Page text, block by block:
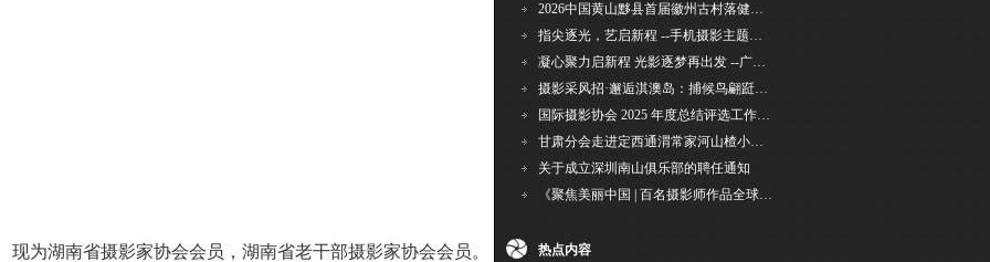
为湖南省摄影家协会会员，湖南省老干部摄影家协会会员。
2026中国黄山黟县首届徽州古村落健康跑圆满举行
指尖逐光，艺启新程 --手机摄影主题讲座在市老年干部大学圆满落幕
凝心聚力启新程 光影逐梦再出发 --广州国际摄影协会2026年首次会长秘书长会议召开
摄影采风招·邂逅淇澳岛：捕候鸟翩跹，寻古村烟火，追海上霞光
国际摄影协会 2025 年度总结评选工作的通知
甘肃分会走进定西通渭常家河山楂小镇旅游景区开展"红果满枝迎丰岁·山楂小镇庆佳节"为主
关于成立深圳南山俱乐部的聘任通知
《聚焦美丽中国 | 百名摄影师作品全球巡回展》（晋中）开幕新闻通稿
热点内容